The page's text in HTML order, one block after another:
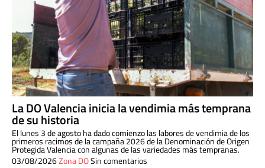
La DO Valencia inicia la vendimia más temprana
de su historia
El lunes 3 de agosto ha dado comienzo las labores de vendimia de los
primeros racimos de la campaña 2026 de la Denominación de Origen
Protegida Valencia con algunas de las variedades más tempranas.
03/08/2026Zona DOSin comentarios